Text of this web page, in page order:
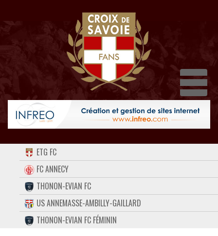
ACCUEIL
FORUM
CONTACT
FACEBOOK
TWITTER
ETG FC
FC ANNECY
THONON-EVIAN FC
US ANNEMASSE-AMBILLY-GAILLARD
THONON-EVIAN FC FÉMININ